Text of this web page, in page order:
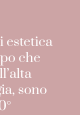
estetica
che
sono